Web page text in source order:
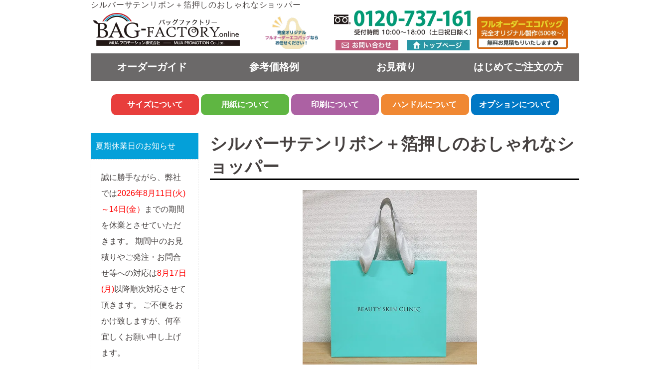
シルバーサテンリボン＋箔押しのおしゃれなショッパー
オーダーガイド
サイズについて 用紙について 印刷について ハンドルについて オプションについて
参考価格例 お見積り はじめてご注文の方
シルバーサテンリボン＋箔押しのおしゃれなシ
ョッパー
夏期休業日のお知らせ
誠に勝手ながら、弊社
では2026年8月11日(火)
～14日(金）
までの期間
を休業とさせていただ
きます。 期間中のお見
積りやご発注・お問合
せ等への対応は8月17日
(月)以降順次対応させて
頂きます。 ご不便をお
かけ致しますが、何卒
宜しくお願い申し上げ
ます。